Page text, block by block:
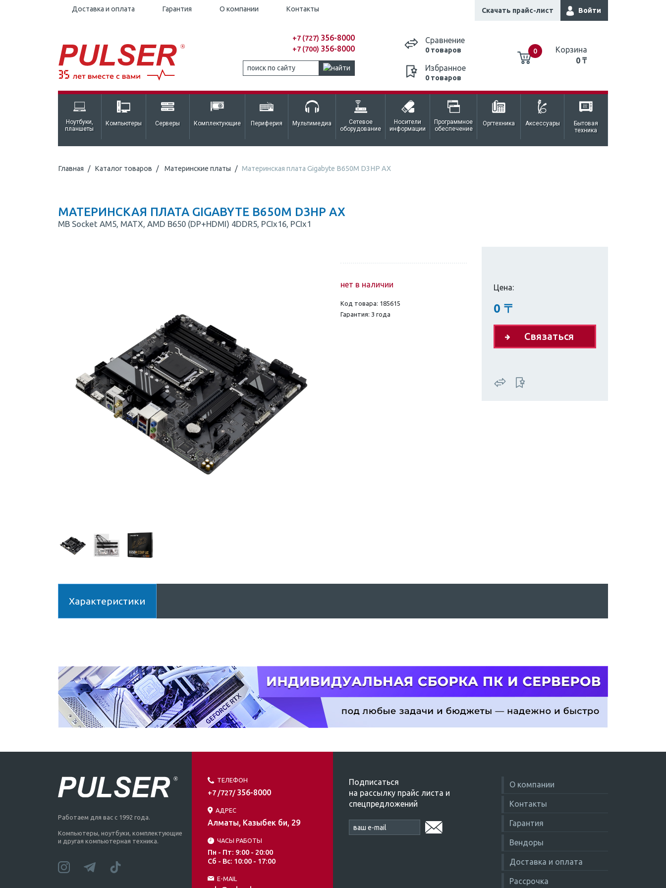
Доставка и оплата Гарантия О компании Контакты Скачать прайс-лист Войти
+7 (727) 356-8000
+7 (700) 356-8000
Сравнение
0 товаров
Избранное
0 товаров
0
Корзина
0 ₸
0 ₸
Ноутбуки,
планшеты
Компьютеры Серверы Комплектующие Периферия Мультимедиа
Сетевое
оборудование
Носители
информации
Программное
обеспечение
Оргтехника Аксессуары
Бытовая
техника
Главная Каталог товаров Материнские платы Материнская плата Gigabyte B650M D3HP AX
МАТЕРИНСКАЯ ПЛАТА GIGABYTE B650M D3HP AX
MB Socket AM5, MATX, AMD B650 (DP+HDMI) 4DDR5, PCIx16, PCIx1
нет в наличии
Код товара: 185615
Гарантия: 3 года
Цена:
0 〒
Связаться
Характеристики
Работаем для вас с 1992 года.
Компьютеры, ноутбуки, комплектующие
и другая компьютерная техника.
ТЕЛЕФОН
+7 /727/ 356-8000
АДРЕС
Алматы, Казыбек би, 29
ЧАСЫ РАБОТЫ
Пн - Пт: 9:00 - 20:00
Сб - Вс: 10:00 - 17:00
E-MAIL
Подписаться
на рассылку прайс листа и
спецпредложений
О компании
Контакты
Гарантия
Вендоры
Доставка и оплата
Рассрочка